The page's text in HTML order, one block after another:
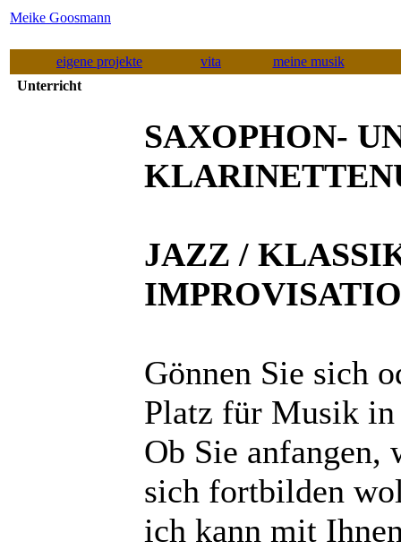
Meike Goosmann
eigene projekte vita
meine musik
Unterricht
SAXOPHON-
JAZZ /
Gönnen Sie sich
Platz für Musik
Ob Sie anfangen,
sich fortbilden
ich kann mit